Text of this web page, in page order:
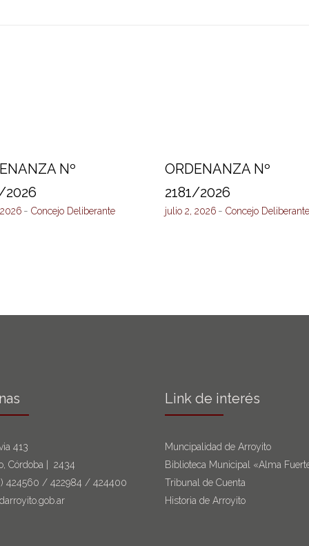
Nº
2026
Concejo Deliberante
ORDENANZA Nº
2181/2026
julio 2, 2026 Concejo Deliberante
413
Córdoba | 2434
424560 / 422984 / 424400
Link de interés
Muncipalidad de Arroyito
Biblioteca Municipal «Alma
Tribunal de Cuenta
Historia de Arroyito